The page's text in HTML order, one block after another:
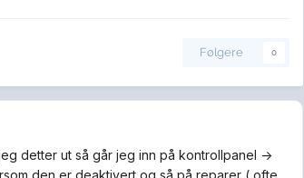
Følgere 0
detter ut så går jeg inn på kontrollpanel ->